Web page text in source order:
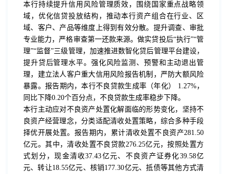
本行持续提升信用风险管理质效，围绕国家重点战略领
域，优化信贷投放结构，推动本行资产组合在行业、区
域、客户、产品等维度上得到有效分散。提升调查、审批
专业能力，严格审查第一还款来源。做实贷投后“执行”“管
理”“监督”三级管理，加速推进数智化贷后管理平台建设，
提升贷后管理水平。强化风险监测、预警和主动退出管
理，建立法人客户重大信用风险报告机制，严防大额风险
暴露。报告期内，本行不良贷款生成率（年化） 1.27%，
同比下降0.20个百分点，不良贷款生成率稳步下降。
本行主动应对不良资产处置化解面临的形势变化，坚持不
良资产经营理念，分类适配清收处置策略，综合多种手段
择优开展处置。报告期内，累计清收处置不良资产281.50
亿元。其中，清收处置不良贷款276.25亿元，按照处置方
式划分，现金清收37.43亿元、不良资产证券化39.58亿
元、转让18.55亿元、核销177.30亿元、抵债等其他方式清